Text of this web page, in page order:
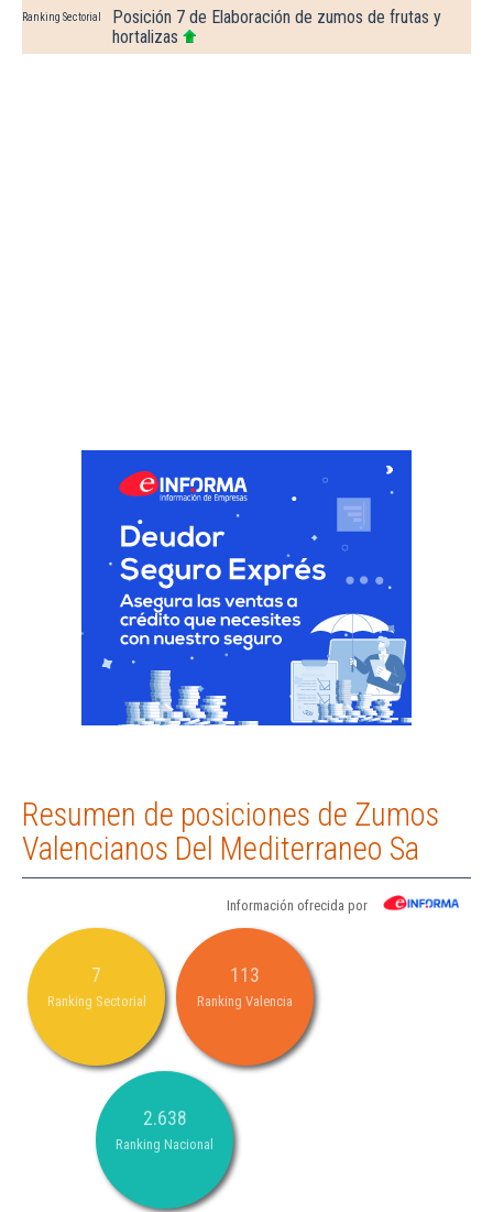
Ranking Sectorial
Posición 7 de Elaboración de zumos de frutas y
hortalizas
Resumen de posiciones de Zumos
Valencianos Del Mediterraneo Sa
Información ofrecida por
7
Ranking Sectorial
113
Ranking Valencia
2.638
Ranking Nacional